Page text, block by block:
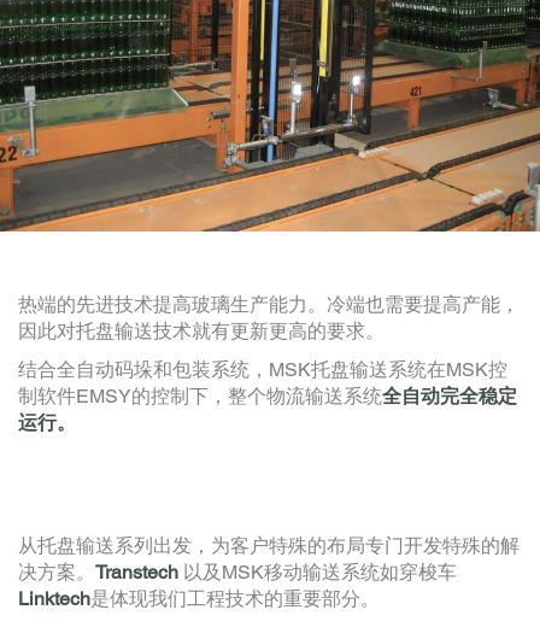
热端的先进技术提高玻璃生产能力。冷端也需要提高产能，
因此对托盘输送技术就有更新更高的要求。
结合全自动码垛和包装系统，MSK托盘输送系统在MSK控
制软件EMSY的控制下，整个物流输送系统全自动完全稳定
运行。
从托盘输送系列出发，为客户特殊的布局专门开发特殊的解
决方案。 Transtech 以及MSK移动输送系统如穿梭车
Linktech是体现我们工程技术的重要部分。